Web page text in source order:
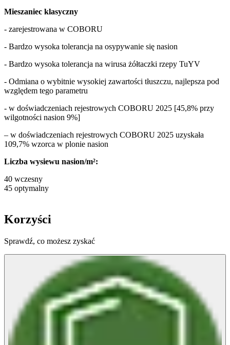
Mieszaniec klasyczny
- zarejestrowana w COBORU
- Bardzo wysoka tolerancja na osypywanie się nasion
- Bardzo wysoka tolerancja na wirusa żółtaczki rzepy TuYV
- Odmiana o wybitnie wysokiej zawartości tłuszczu, najlepsza pod
względem tego parametru
- w doświadczeniach rejestrowych COBORU 2025 [45,8% przy
wilgotności nasion 9%]
– w doświadczeniach rejestrowych COBORU 2025 uzyskała
109,7% wzorca w plonie nasion
Liczba wysiewu nasion/m²:
40 wczesny
45 optymalny
Korzyści
Sprawdź, co możesz zyskać